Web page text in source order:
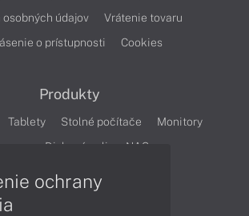
osobných údajov
Vrátenie tovaru
o prístupnosti
Cookies
Produkty
Tablety Stolné počítače
Monitory
Diskové polia a NAS
ochrany